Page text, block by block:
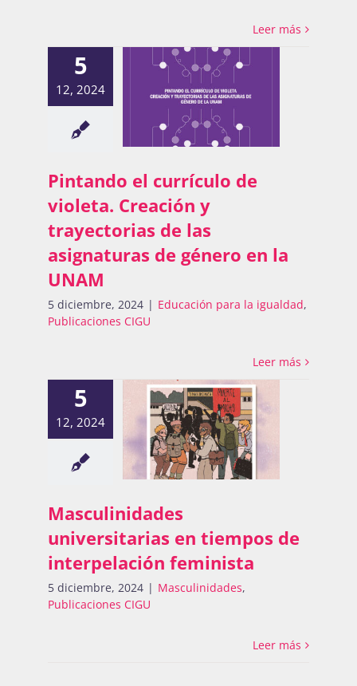
Leer más
5
12, 2024
Pintando el currículo de
violeta. Creación y
trayectorias de las
asignaturas de género en la
UNAM
5 diciembre, 2024 | Educación para la igualdad,
Publicaciones CIGU
Leer más
5
12, 2024
Masculinidades
universitarias en tiempos de
interpelación feminista
5 diciembre, 2024 | Masculinidades,
Publicaciones CIGU
Leer más